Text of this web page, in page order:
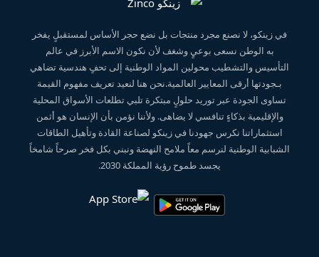
في زينكو، لا نصنع مجرد منتجات بل نضع حجر الأساس لمستقبلٍ يفخر
به الوطن نسعى بوعيٍ وشغف لأن نكون الاسم الأبرز في عالم
التأسيس والتشطيب محولين المواد الوطنية إلى تحفٍ هندسية تضاهي
بـجودتها أرقى المعايير العالمية.نحن هنا لنعيد تعريف مفهوم القيمة
تساوى الجودة عبر توريد حلولٍ مبتكرة تلبي تطلعات الأسواق المحلية
والإقليمية بذكاءٍ تنافسي لا يضاهى. ولأننا نؤمن بأن الإنسان هو أثمن
استثماراتنا نكرس جهودنا في زينكو لصناعة القادة وتأهيل الطاقات
الشبابية الوطنية لنرسم معاً ملامح النهضة ونبني بكل فخر صرحاً شامخاً
يجسد طموح رؤية المملكة 2030.